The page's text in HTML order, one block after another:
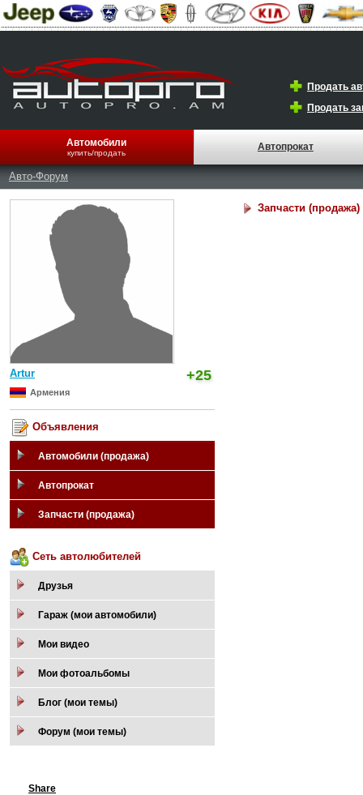
Продать
Продать
Автомобили
купить/продать
Автопрокат
Авто-Форум
Artur +25
Армения
Объявления
Автомобили (продажа)
Автопрокат
Запчасти (продажа)
Сеть автолюбителей
Друзья
Гараж (мои автомобили)
Мои видео
Мои фотоальбомы
Блог (мои темы)
Форум (мои темы)
Share
Запчасти (продажа)